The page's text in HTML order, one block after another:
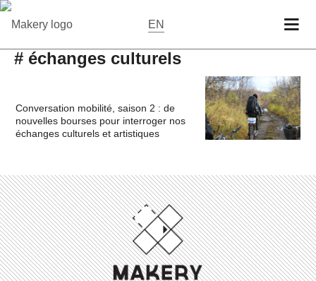
EN
# échanges culturels
Conversation mobilité, saison 2 : de
nouvelles bourses pour interroger nos
échanges culturels et artistiques